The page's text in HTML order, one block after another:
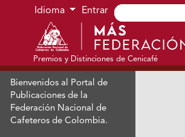
Ir al menú de navegación principal
Ir al contenido principal
Ir al pie de página del sitio
Idioma Entrar
Premios y Distinciones de Cenicafé
Bienvenidos al Portal de
Publicaciones de la
Federación Nacional de
Cafeteros de Colombia.